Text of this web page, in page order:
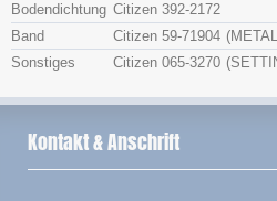
Bodendichtung Citizen 392-2172
Band
Citizen 59-71904
Sonstiges
Citizen 065-3270
Kontakt & Anschrift